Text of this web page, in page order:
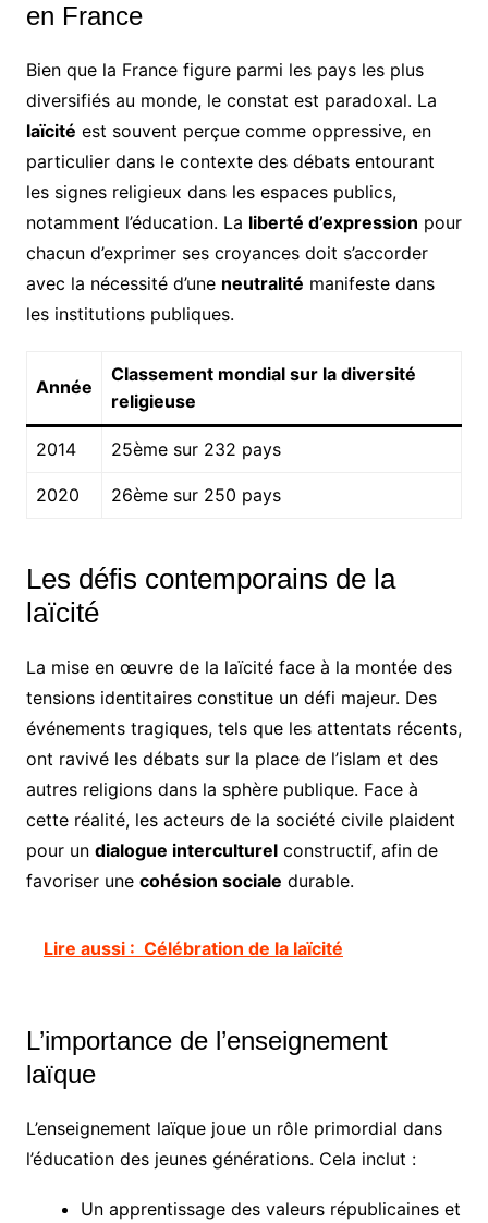
en France
Bien que la France figure parmi les pays les plus
diversifiés au monde, le constat est paradoxal. La
laïcité est souvent perçue comme oppressive, en
particulier dans le contexte des débats entourant
les signes religieux dans les espaces publics,
notamment l’éducation. La liberté d’expression pour
chacun d’exprimer ses croyances doit s’accorder
avec la nécessité d’une neutralité manifeste dans
les institutions publiques.
Année
Classement mondial sur la diversité
religieuse
2014 25ème sur 232 pays
2020 26ème sur 250 pays
Les défis contemporains de la
laïcité
La mise en œuvre de la laïcité face à la montée des
tensions identitaires constitue un défi majeur. Des
événements tragiques, tels que les attentats récents,
ont ravivé les débats sur la place de l’islam et des
autres religions dans la sphère publique. Face à
cette réalité, les acteurs de la société civile plaident
pour un dialogue interculturelconstructif, afin de
favoriser une cohésion sociale durable.
Lire aussi : Célébration de la laïcité
L’importance de l’enseignement
laïque
L’enseignement laïque joue un rôle primordial dans
l’éducation des jeunes générations. Cela inclut :
Un apprentissage des valeurs républicaines et